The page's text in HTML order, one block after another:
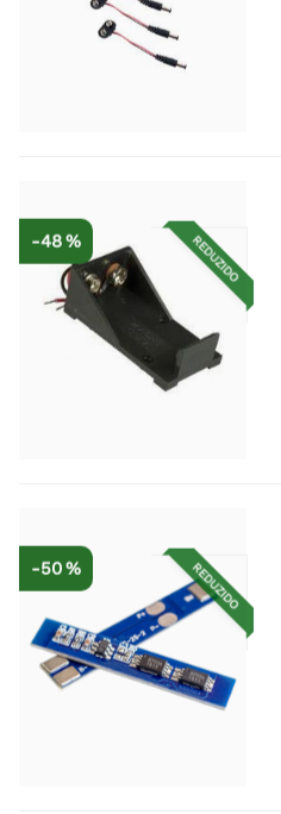
REDUZIDO
-48 %
REDUZIDO
-50 %